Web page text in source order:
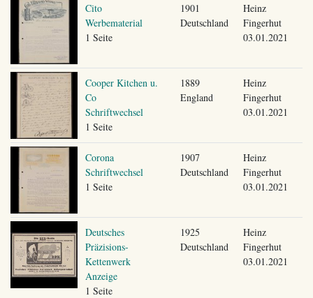
Cito
Werbematerial
1 Seite
1901
Deutschland
Heinz
Fingerhut
03.01.2021
Cooper Kitchen u.
Co
Schriftwechsel
1 Seite
1889
England
Heinz
Fingerhut
03.01.2021
Corona
Schriftwechsel
1 Seite
1907
Deutschland
Heinz
Fingerhut
03.01.2021
Deutsches
Präzisions-
Kettenwerk
Anzeige
1 Seite
1925
Deutschland
Heinz
Fingerhut
03.01.2021